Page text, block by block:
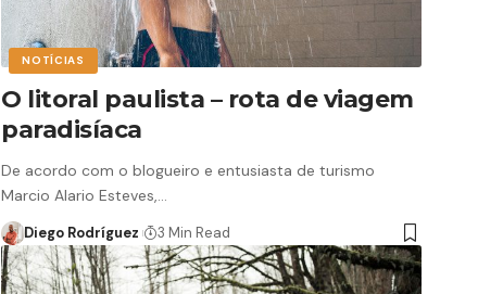
NOTÍCIAS
O litoral paulista – rota de viagem
paradisíaca
De acordo com o blogueiro e entusiasta de turismo
Marcio Alario Esteves,…
Diego Rodríguez 3 Min Read